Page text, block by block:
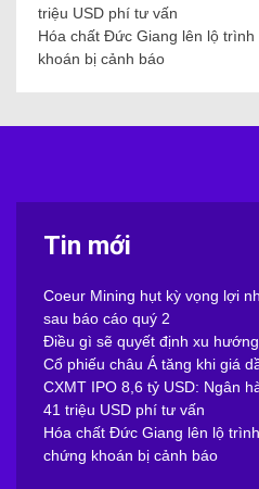
triệu USD phí tư vấn
Hóa chất Đức Giang lên lộ
khoán bị cảnh báo
Tin mới
Coeur Mining hụt kỳ vọng lợi
sau báo cáo quý 2
Điều gì sẽ quyết định xu
Cổ phiếu châu Á tăng khi giá
CXMT IPO 8,6 tỷ USD: Ngân
41 triệu USD phí tư vấn
Hóa chất Đức Giang lên lộ
chứng khoán bị cảnh báo